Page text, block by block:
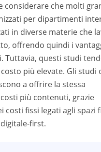
considerare che molti
per dipartimenti
in diverse materie che
offrendo quindi i
Tuttavia, questi studi
più elevate. Gli studi
a offrire la stessa
più contenuti, grazie
costi fissi legati agli spazi
first.